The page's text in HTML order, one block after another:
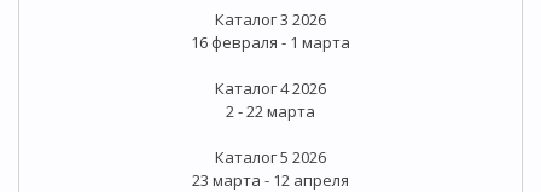
Каталог 3 2026
16 февраля - 1 марта
Каталог 4 2026
2 - 22 марта
Каталог 5 2026
23 марта - 12 апреля